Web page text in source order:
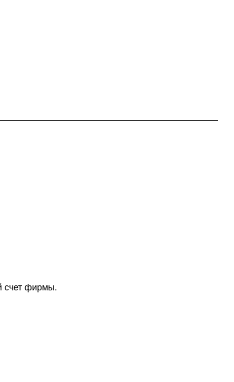
счет фирмы.